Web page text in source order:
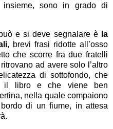
insieme, sono in grado di
e si deve segnalare è la
, brevi frasi ridotte all’osso
che scorre fra due fratelli
ad avere solo l’altro
di sottofondo, che
il libro e che viene ben
nella quale compaiono
di un fiume, in attesa